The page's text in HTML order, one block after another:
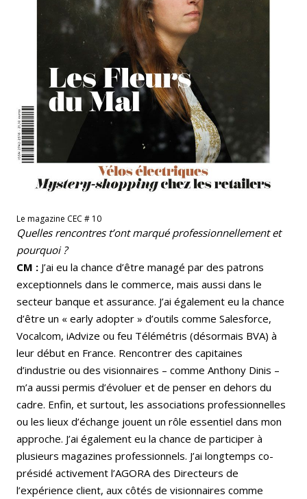
Le magazine CEC # 10
Quelles rencontres t’ont marqué professionnellement et
pourquoi ?
CM : J’ai eu la chance d’être managé par des patrons
exceptionnels dans le commerce, mais aussi dans le
secteur banque et assurance. J’ai également eu la chance
d’être un « early adopter » d’outils comme Salesforce,
Vocalcom, iAdvize ou feu Télémétris (désormais BVA) à
leur début en France. Rencontrer des capitaines
d’industrie ou des visionnaires – comme Anthony Dinis –
m’a aussi permis d’évoluer et de penser en dehors du
cadre. Enfin, et surtout, les associations professionnelles
ou les lieux d’échange jouent un rôle essentiel dans mon
approche. J’ai également eu la chance de participer à
plusieurs magazines professionnels. J’ai longtemps co-
présidé activement l’AGORA des Directeurs de
l’expérience client, aux côtés de visionnaires comme